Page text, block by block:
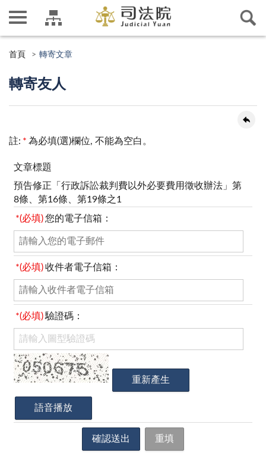
首頁 轉寄文章
轉寄友人
註: * 為必填(選)欄位, 不能為空白。
文章標題
預告修正「行政訴訟裁判費以外必要費用徵收辦法」第
8條、第16條、第19條之1
*(必填) 您的電子信箱：
*(必填) 收件者電子信箱：
*(必填) 驗證碼：